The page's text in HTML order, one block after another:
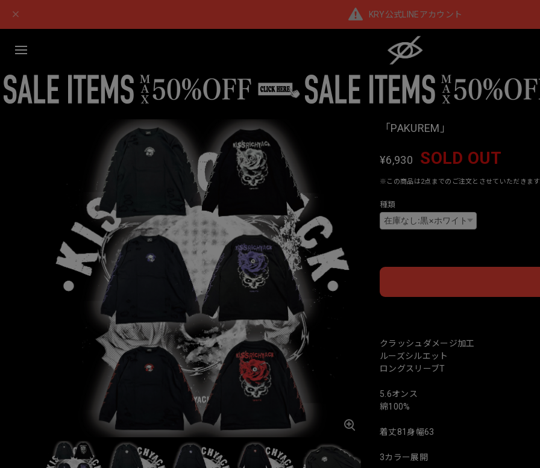
KRY公式LINEアカウント
「PAKUREM」
¥6,930 SOLD OUT
※この商品は2点までのご注文とさせていただきます
種類
クラッシュダメージ加工
ルーズシルエット
ロングスリーブT
5.6オンス
綿100%
着丈81身幅63
3カラー展開